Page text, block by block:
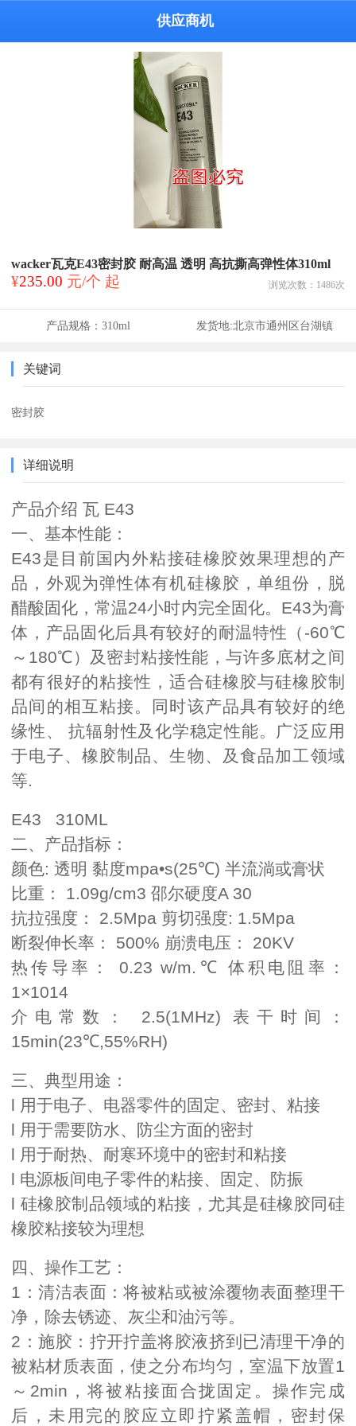
供应商机
wacker瓦克E43密封胶 耐高温 透明 高抗撕高弹性体310ml
¥235.00 元/个 起 浏览次数： 1486次
产品规格： 310ml 发货地:北京市通州区台湖镇
关键词
密封胶
详细说明
产品介绍 瓦 E43
一、基本性能：
E43是目前国内外粘接硅橡胶效果理想的产
品，外观为弹性体有机硅橡胶，单组份，脱
醋酸固化，常温24小时内完全固化。E43为膏
体，产品固化后具有较好的耐温特性（-60℃
～180℃）及密封粘接性能，与许多底材之间
都有很好的粘接性，适合硅橡胶与硅橡胶制
品间的相互粘接。同时该产品具有较好的绝
缘性、 抗辐射性及化学稳定性能。广泛应用
于电子、橡胶制品、生物、及食品加工领域
等.
E43 310ML
二、产品指标：
颜色: 透明 黏度mpa•s(25℃) 半流淌或膏状
比重： 1.09g/cm3 邵尔硬度A 30
抗拉强度： 2.5Mpa 剪切强度: 1.5Mpa
断裂伸长率： 500% 崩溃电压： 20KV
热传导率： 0.23 w/m.℃ 体积电阻率：
1×1014
介电常数： 2.5(1MHz) 表干时间：
15min(23℃,55%RH)
三、典型用途：
l 用于电子、电器零件的固定、密封、粘接
l 用于需要防水、防尘方面的密封
l 用于耐热、耐寒环境中的密封和粘接
l 电源板间电子零件的粘接、固定、防振
l 硅橡胶制品领域的粘接，尤其是硅橡胶同硅
橡胶粘接较为理想
四、操作工艺：
1：清洁表面：将被粘或被涂覆物表面整理干
净，除去锈迹、灰尘和油污等。
2：施胶：拧开拧盖将胶液挤到已清理干净的
被粘材质表面，使之分布均匀，室温下放置1
～2min，将被粘接面合拢固定。操作完成
后，未用完的胶应立即拧紧盖帽，密封保